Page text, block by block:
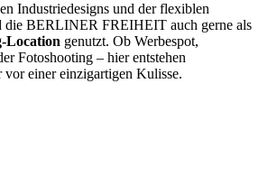
Industriedesigns und der flexiblen
die BERLINER FREIHEIT auch gerne als
Location genutzt. Ob Werbespot,
Fotoshooting – hier entstehen
einer einzigartigen Kulisse.